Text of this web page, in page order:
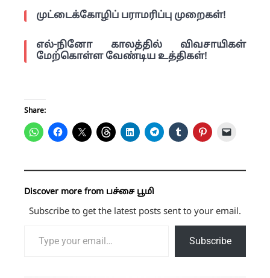
முட்டைக்கோழிப் பராமரிப்பு முறைகள்!
எல்-நினோ காலத்தில் விவசாயிகள்
மேற்கொள்ள வேண்டிய உத்திகள்!
Share:
Discover more from பச்சை பூமி
Subscribe to get the latest posts sent to your email.
Subscribe